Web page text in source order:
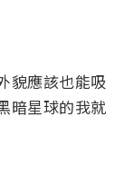
貌應該也能吸
暗星球的我就